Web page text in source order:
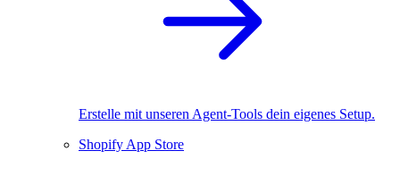
Erstelle mit unseren Agent-Tools dein eigenes Setup.
Shopify App Store